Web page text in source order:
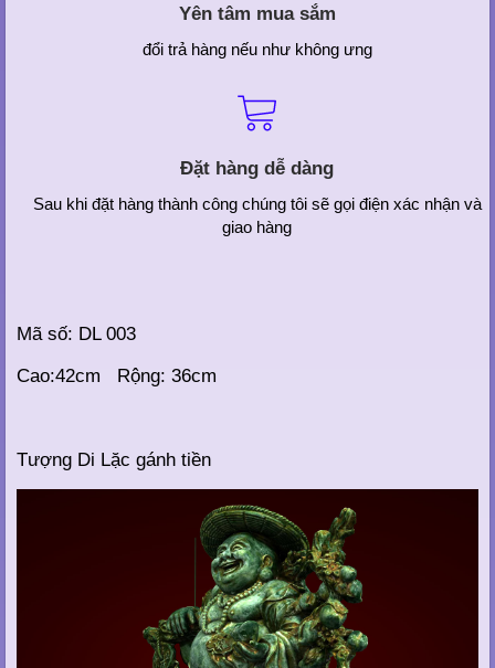
Yên tâm mua sắm
đổi trả hàng nếu như không ưng
Đặt hàng dễ dàng
Sau khi đặt hàng thành công chúng tôi sẽ gọi điện xác nhận và
giao hàng
Mã số: DL 003
Cao:42cm Rộng: 36cm
Tượng Di Lặc gánh tiền